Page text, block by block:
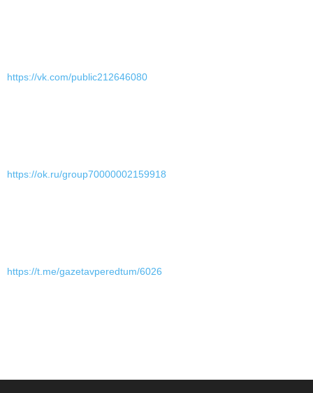
https://vk.com/public212646080
https://ok.ru/group70000002159918
https://t.me/gazetavperedtum/6026